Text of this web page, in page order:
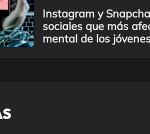
Instagram y
sociales que más
mental de los